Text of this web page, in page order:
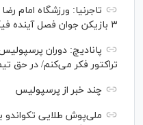
تاجرنیا: ورزشگاه امام
۳ بازیکن جوان فصل آینده فیکس ترکیب می‌شوند
پانادیچ: دوران
تراکتور فکر می‌کنم/ در حق
چند خبر از پرسپولیس
ملی‌پوش‌ طلایی تکواندو